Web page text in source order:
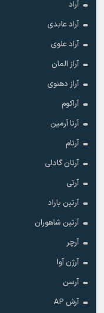
آراد
آراد عابدی
آراد علوی
آراز المان
آراز دهنوی
آراکوم
آرتا آرمین
آرتام
آرتان گادلی
آرتی
آرتین باراد
آرتین شاهوران
آرچر
آرژن آوا
آرسن
آرش AP